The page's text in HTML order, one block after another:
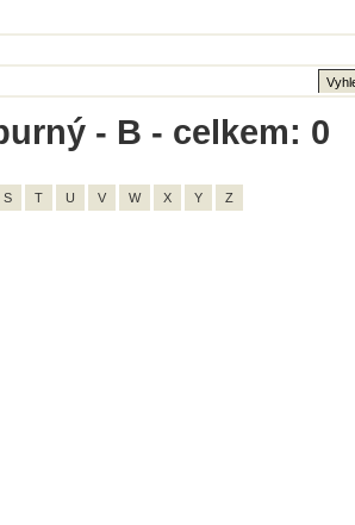
- B - celkem: 0
S T U V W X Y Z